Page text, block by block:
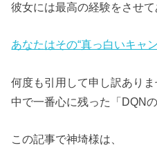
彼女には最高の経験をさせて
あなたはその“真っ白いキャ
何度も引用して申し訳あり
中で一番心に残った「DQN
この記事で神埼様は、